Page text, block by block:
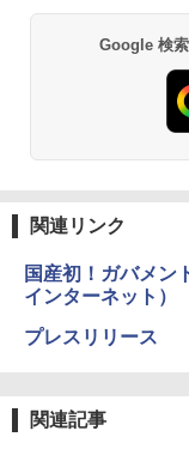
Google 検
関連リンク
国産初！ガバメン
インターネット）
プレスリリース
関連記事